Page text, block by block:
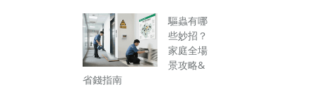
驅蟲有哪
些妙招？
家庭全場
景攻略&
省錢指南